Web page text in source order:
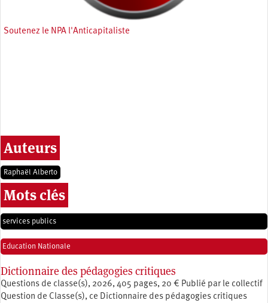
Soutenez le NPA l'Anticapitaliste
Auteurs
Raphaël Alberto
Mots clés
services publics
Education Nationale
Dictionnaire des pédagogies critiques
Questions de classe(s), 2026, 405 pages, 20 € Publié par le collectif
Question de Classe(s), ce Dictionnaire des pédagogies critiques